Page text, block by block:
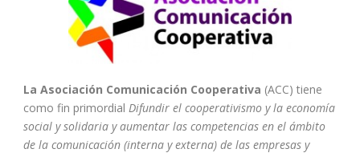
La Asociación Comunicación Cooperativa (ACC) tiene
como fin primordial Difundir el cooperativismo y la economía
social y solidaria y aumentar las competencias en el ámbito
de la comunicación (interna y externa) de las empresas y